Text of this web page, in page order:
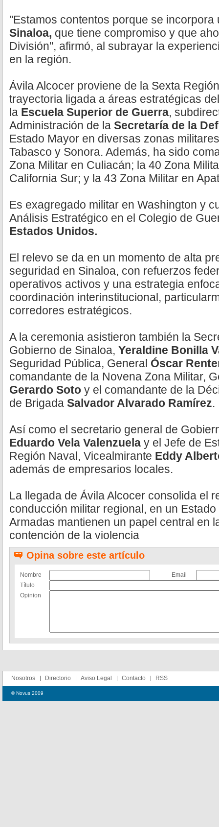
"Estamos contentos porque se
Sinaloa, que tiene compromiso y que
División", afirmó, al subrayar la
en la región.
Ávila Alcocer proviene de la Sexta
trayectoria ligada a áreas estratégicas
la Escuela Superior de Guerra,
Administración de la Secretaría de la
Estado Mayor en diversas zonas
Tabasco y Sonora. Además, ha sido
Zona Militar en Culiacán; la 40 Zona
California Sur; y la 43 Zona Militar en
Es exagregado militar en Washington y
Análisis Estratégico en el Colegio de
Estados Unidos.
El relevo se da en un momento de alta
seguridad en Sinaloa, con refuerzos
operativos activos y una estrategia
coordinación interinstitucional,
corredores estratégicos.
A la ceremonia asistieron también la
Gobierno de Sinaloa, Yeraldine Bonilla
Seguridad Pública, General Óscar
comandante de la Novena Zona Militar,
Gerardo Soto y el comandante de la
de Brigada Salvador Alvarado Ramírez.
Así como el secretario general de
Eduardo Vela Valenzuela y el Jefe de
Región Naval, Vicealmirante Eddy
además de empresarios locales.
La llegada de Ávila Alcocer consolida el
conducción militar regional, en un
Armadas mantienen un papel central en
contención de la violencia
Opina sobre este artículo
Nombre
Email
Título
Opinion
Nosotros Directorio Aviso Legal Contacto RSS
© Novus 2009